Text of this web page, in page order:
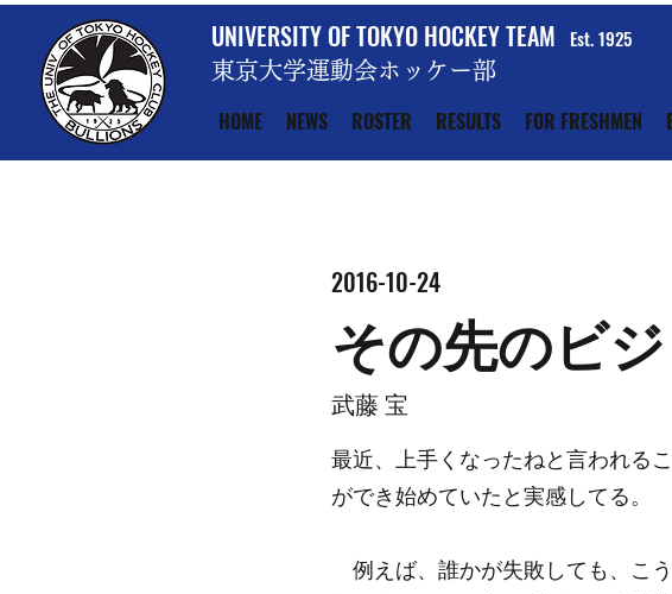
UNIVERSITY OF TOKYO HOCKEY TEAM
東京大学運動会ホッケー部
Est. 1925
HOME NEWS ROSTER RESULTS FOR FRESHMEN
2016-10-24
その先のビ
武藤 宝
最近、上手くなったねと言われる
ができ始めていたと実感してる。
例えば、誰かが失敗しても、こ